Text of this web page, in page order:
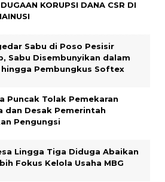
KORUPSI DANA CSR DI
Sabu di Poso Pesisir
Sabu Disembunyikan dalam
Pembungkus Softex
Puncak Tolak Pemekaran
dan Desak Pemerintah
Pengungsi
Lingga Tiga Diduga Abaikan
Fokus Kelola Usaha MBG